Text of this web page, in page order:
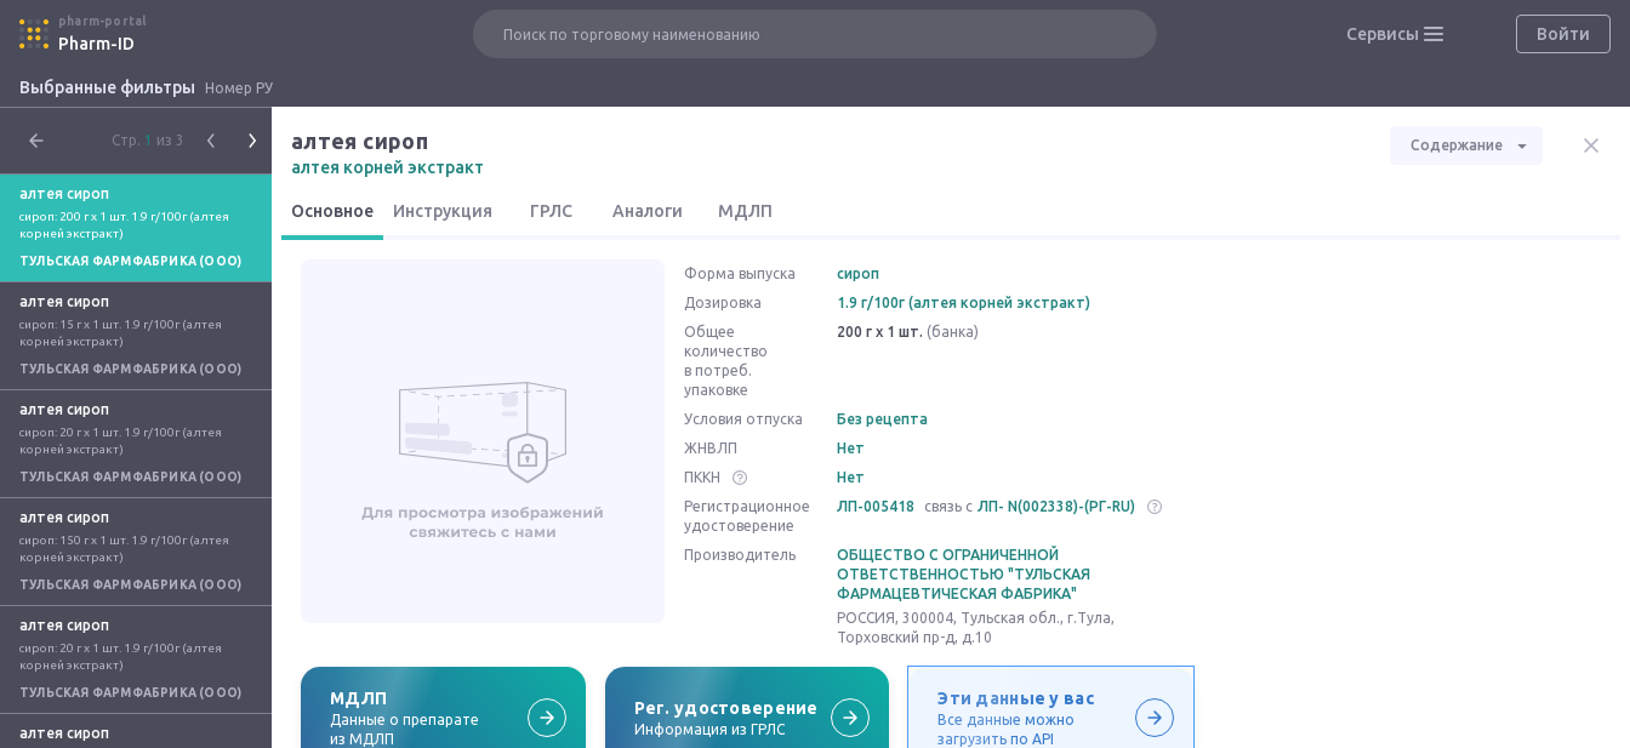
pharm-portal
Pharm-ID Сервисы Войти
Выбранные фильтры Номер РУ
Стр. 1 из 3
алтея сироп
сироп: 200 г x 1 шт. 1.9 г/100г (алтея
корней экстракт)
ТУЛЬСКАЯ ФАРМФАБРИКА (ООО)
алтея сироп
сироп: 15 г x 1 шт. 1.9 г/100г (алтея
корней экстракт)
ТУЛЬСКАЯ ФАРМФАБРИКА (ООО)
алтея сироп
сироп: 20 г x 1 шт. 1.9 г/100г (алтея
корней экстракт)
ТУЛЬСКАЯ ФАРМФАБРИКА (ООО)
алтея сироп
сироп: 150 г x 1 шт. 1.9 г/100г (алтея
корней экстракт)
ТУЛЬСКАЯ ФАРМФАБРИКА (ООО)
алтея сироп
сироп: 20 г x 1 шт. 1.9 г/100г (алтея
корней экстракт)
ТУЛЬСКАЯ ФАРМФАБРИКА (ООО)
алтея сироп
алтея сироп
алтея корней экстракт
Содержание
Основное Инструкция ГРЛС Аналоги МДЛП
Форма выпуска
сироп
Дозировка
1.9 г/100г (алтея корней экстракт)
Общее
количество
в потреб.
упаковке
200 г x 1 шт. (банка)
Условия отпуска
Без рецепта
ЖНВЛП
Нет
ПККН
Нет
Регистрационное
удостоверение
ЛП-005418 связь с ЛП- N(002338)-(РГ-RU)
Производитель
ОБЩЕСТВО С ОГРАНИЧЕННОЙ
ОТВЕТСТВЕННОСТЬЮ "ТУЛЬСКАЯ
ФАРМАЦЕВТИЧЕСКАЯ ФАБРИКА"
РОССИЯ, 300004, Тульская обл., г.Тула,
Торховский пр-д, д.10
МДЛП
Данные о препарате
из МДЛП
Рег. удостоверение
Информация из ГРЛС
Эти данные у вас
Все данные можно
загрузить по API